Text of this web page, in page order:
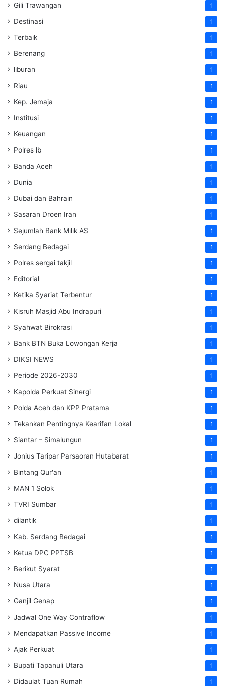
Gili Trawangan 1
Destinasi 1
Terbaik 1
Berenang 1
liburan 1
Riau 1
Kep. Jemaja 1
Institusi 1
Keuangan 1
Polres lb 1
Banda Aceh 1
Dunia 1
Dubai dan Bahrain 1
Sasaran Droen Iran 1
Sejumlah Bank Milik AS 1
Serdang Bedagai 1
Polres sergai takjil 1
Editorial 1
Ketika Syariat Terbentur 1
Kisruh Masjid Abu Indrapuri 1
Syahwat Birokrasi 1
Bank BTN Buka Lowongan Kerja 1
DIKSI NEWS 1
Periode 2026-2030 1
Kapolda Perkuat Sinergi 1
Polda Aceh dan KPP Pratama 1
Tekankan Pentingnya Kearifan Lokal 1
Siantar – Simalungun 1
Jonius Taripar Parsaoran Hutabarat 1
Bintang Qur'an 1
MAN 1 Solok 1
TVRI Sumbar 1
dilantik 1
Kab. Serdang Bedagai 1
Ketua DPC PPTSB 1
Berikut Syarat 1
Nusa Utara 1
Ganjil Genap 1
Jadwal One Way Contraflow 1
Mendapatkan Passive Income 1
Ajak Perkuat 1
Bupati Tapanuli Utara 1
Didaulat Tuan Rumah 1